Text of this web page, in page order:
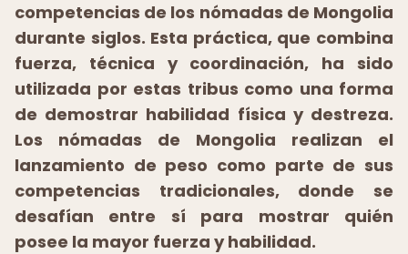
competencias de los nómadas de Mongolia
durante siglos. Esta práctica, que combina
fuerza, técnica y coordinación, ha sido
utilizada por estas tribus como una forma
de demostrar habilidad física y destreza.
Los nómadas de Mongolia realizan el
lanzamiento de peso como parte de sus
competencias tradicionales, donde se
desafían entre sí para mostrar quién
posee la mayor fuerza y ​​habilidad.